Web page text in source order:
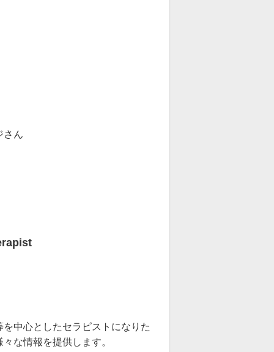
さん
中心としたセラピストになりた
な情報を提供します。